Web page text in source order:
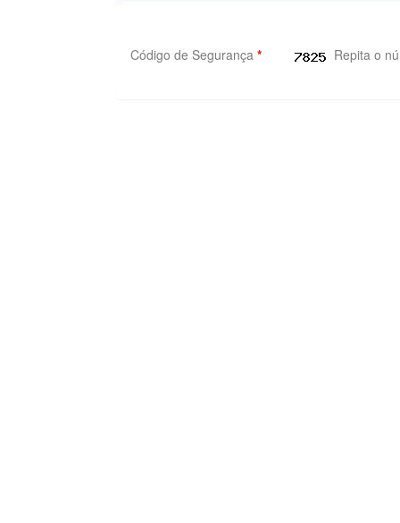
Código de Segurança * Repita o